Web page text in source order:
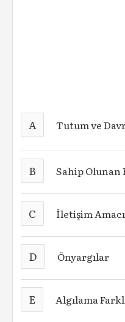
A Tutum ve
B Sahip Olunan
C İletişim
D Önyargılar
E Algılama